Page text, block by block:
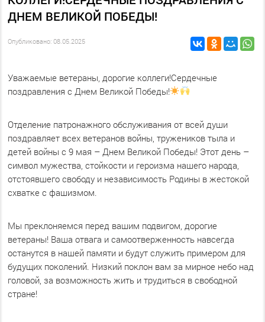
ДНЕМ ВЕЛИКОЙ ПОБЕДЫ!
Опубликовано: 08.05.2025
Уважаемые ветераны, дорогие коллеги!Сердечные
поздравления с Днем Великой Победы!
Отделение патронажного обслуживания от всей души
поздравляет всех ветеранов войны, тружеников тыла и
детей войны с 9 мая – Днем Великой Победы! Этот день –
символ мужества, стойкости и героизма нашего народа,
отстоявшего свободу и независимость Родины в жестокой
схватке с фашизмом.
Мы преклоняемся перед вашим подвигом, дорогие
ветераны! Ваша отвага и самоотверженность навсегда
останутся в нашей памяти и будут служить примером для
будущих поколений. Низкий поклон вам за мирное небо над
головой, за возможность жить и трудиться в свободной
стране!